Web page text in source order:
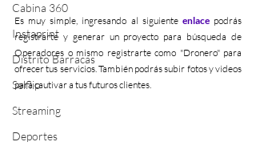
Cabina 360
Instaprint
Distrito Barracas
Selflip
Streaming
Deportes
Es muy simple, ingresando al siguiente enlace podrás
registrarte y generar un proyecto para búsqueda de
Operadores o mismo registrarte como "Dronero" para
ofrecer tus servicios. También podrás subir fotos y videos
para cautivar a tus futuros clientes.